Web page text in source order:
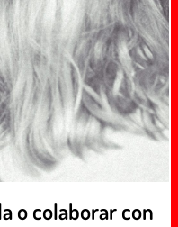
o colaborar con